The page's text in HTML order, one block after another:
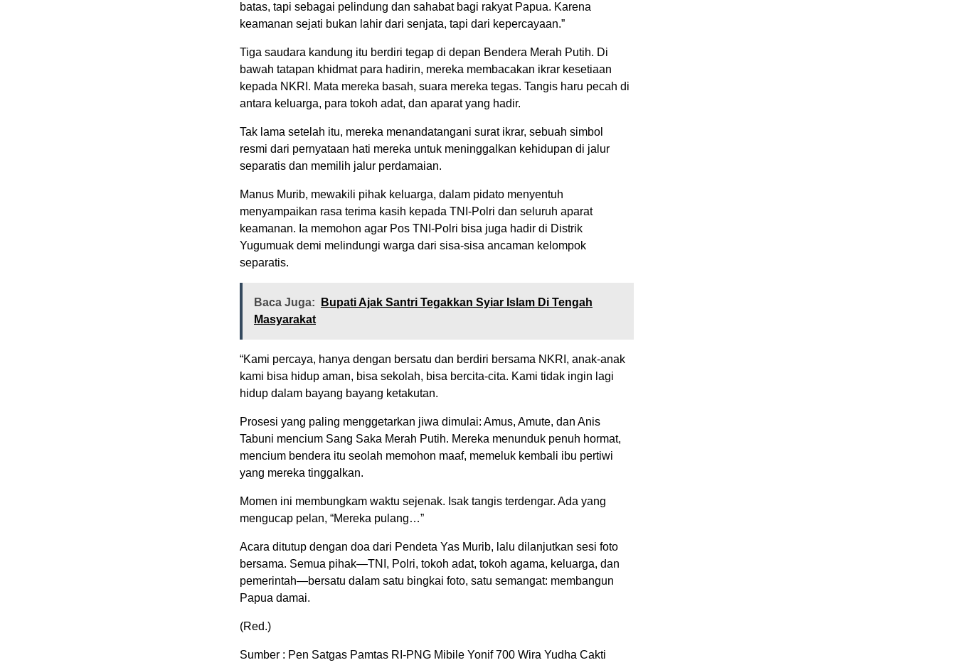
batas, tapi sebagai pelindung dan sahabat bagi rakyat Papua. Karena
keamanan sejati bukan lahir dari senjata, tapi dari kepercayaan.”
Tiga saudara kandung itu berdiri tegap di depan Bendera Merah Putih. Di
bawah tatapan khidmat para hadirin, mereka membacakan ikrar kesetiaan
kepada NKRI. Mata mereka basah, suara mereka tegas. Tangis haru pecah di
antara keluarga, para tokoh adat, dan aparat yang hadir.
Tak lama setelah itu, mereka menandatangani surat ikrar, sebuah simbol
resmi dari pernyataan hati mereka untuk meninggalkan kehidupan di jalur
separatis dan memilih jalur perdamaian.
Manus Murib, mewakili pihak keluarga, dalam pidato menyentuh
menyampaikan rasa terima kasih kepada TNI-Polri dan seluruh aparat
keamanan. Ia memohon agar Pos TNI-Polri bisa juga hadir di Distrik
Yugumuak demi melindungi warga dari sisa-sisa ancaman kelompok
separatis.
Baca Juga:
Bupati Ajak Santri Tegakkan Syiar Islam Di Tengah
Masyarakat
“Kami percaya, hanya dengan bersatu dan berdiri bersama NKRI, anak-anak
kami bisa hidup aman, bisa sekolah, bisa bercita-cita. Kami tidak ingin lagi
hidup dalam bayang bayang ketakutan.
Prosesi yang paling menggetarkan jiwa dimulai: Amus, Amute, dan Anis
Tabuni mencium Sang Saka Merah Putih. Mereka menunduk penuh hormat,
mencium bendera itu seolah memohon maaf, memeluk kembali ibu pertiwi
yang mereka tinggalkan.
Momen ini membungkam waktu sejenak. Isak tangis terdengar. Ada yang
mengucap pelan, “Mereka pulang…”
Acara ditutup dengan doa dari Pendeta Yas Murib, lalu dilanjutkan sesi foto
bersama. Semua pihak—TNI, Polri, tokoh adat, tokoh agama, keluarga, dan
pemerintah—bersatu dalam satu bingkai foto, satu semangat: membangun
Papua damai.
(Red.)
Sumber : Pen Satgas Pamtas RI-PNG Mibile Yonif 700 Wira Yudha Cakti